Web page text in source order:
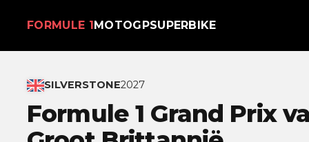
FORMULE 1 MOTOGPSUPERBIKE
SILVERSTONE2027
Formule 1 Grand Prix